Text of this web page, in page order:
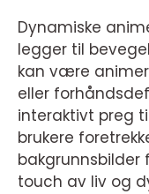
Dynamiske
legger til
kan være
eller
interaktivt preg
brukere
bakgrunnsbilder
touch av liv og